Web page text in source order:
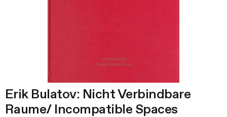
Erik Bulatov: Nicht Verbindbare
Raume/ Incompatible Spaces